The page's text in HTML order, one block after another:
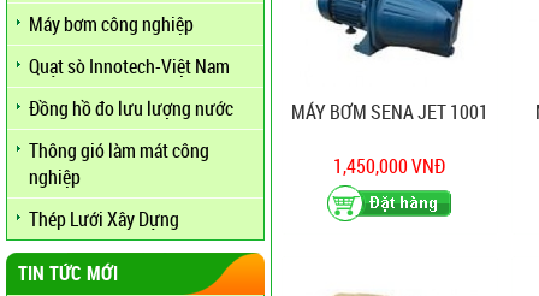
Máy bơm công nghiệp
Quạt sò Innotech-Việt Nam
Đồng hồ đo lưu lượng nước
Thông gió làm mát công
nghiệp
Thép Lưới Xây Dựng
TIN TỨC MỚI
MÁY BƠM SENA JET 1001
1,450,000 VNĐ